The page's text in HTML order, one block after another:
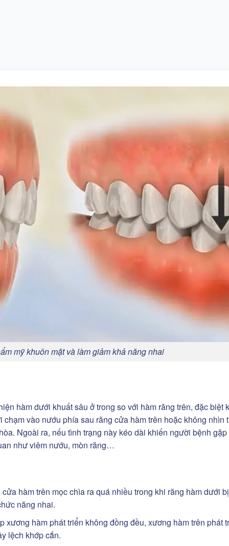
mỹ khuôn mặt và làm giảm khả năng nhai
hàm dưới khuất sâu ở trong so với hàm răng trên, đặc biệt
vào nướu phía sau răng cửa hàm trên hoặc không nhìn
Ngoài ra, nếu tình trạng này kéo dài khiến người bệnh
như viêm nướu, mòn răng…
hàm trên mọc chìa ra quá nhiều trong khi răng hàm dưới
năng nhai.
xương hàm phát triển không đồng đều, xương hàm trên phát
lệch khớp cắn.